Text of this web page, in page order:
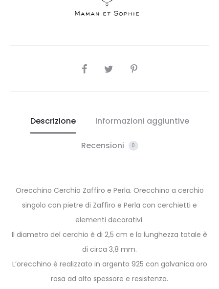
SHARE
Descrizione Informazioni aggiuntive
Recensioni 0
Orecchino Cerchio Zaffiro e Perla. Orecchino a cerchio
singolo con pietre di Zaffiro e Perla con cerchietti e
elementi decorativi.
Il diametro del cerchio è di 2,5 cm e la lunghezza totale è
di circa 3,8 mm.
L’orecchino è realizzato in argento 925 con galvanica oro
rosa ad alto spessore e resistenza.